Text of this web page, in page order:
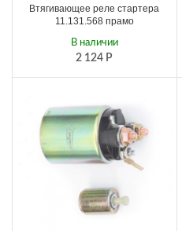
Втягивающее реле стартера
11.131.568 прамо
2 124 Р
В наличии